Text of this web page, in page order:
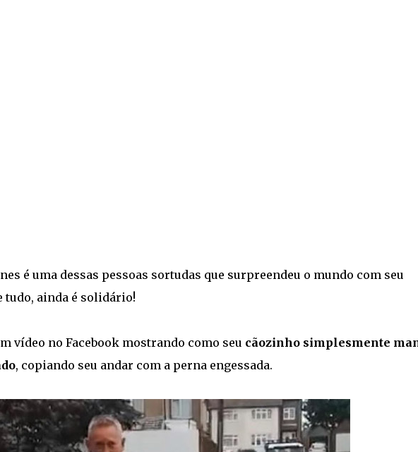
é uma dessas pessoas sortudas que surpreendeu o mundo com seu
tudo, ainda é solidário!
vídeo no Facebook mostrando como seu cãozinho simplesmente
, copiando seu andar com a perna engessada.